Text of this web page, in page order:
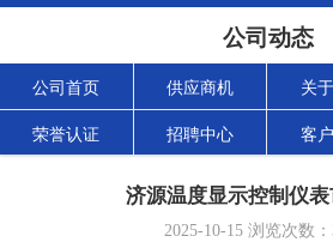
公司动态
公司首页 供应商机 关
荣誉认证 招聘中心 客
济源温度显示控制仪
2025-10-15浏览次数：